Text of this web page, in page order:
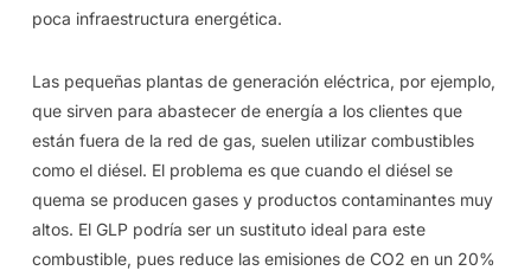
poca infraestructura energética.
Las pequeñas plantas de generación eléctrica, por ejemplo,
que sirven para abastecer de energía a los clientes que
están fuera de la red de gas, suelen utilizar combustibles
como el diésel. El problema es que cuando el diésel se
quema se producen gases y productos contaminantes muy
altos. El GLP podría ser un sustituto ideal para este
combustible, pues reduce las emisiones de CO2 en un 20%